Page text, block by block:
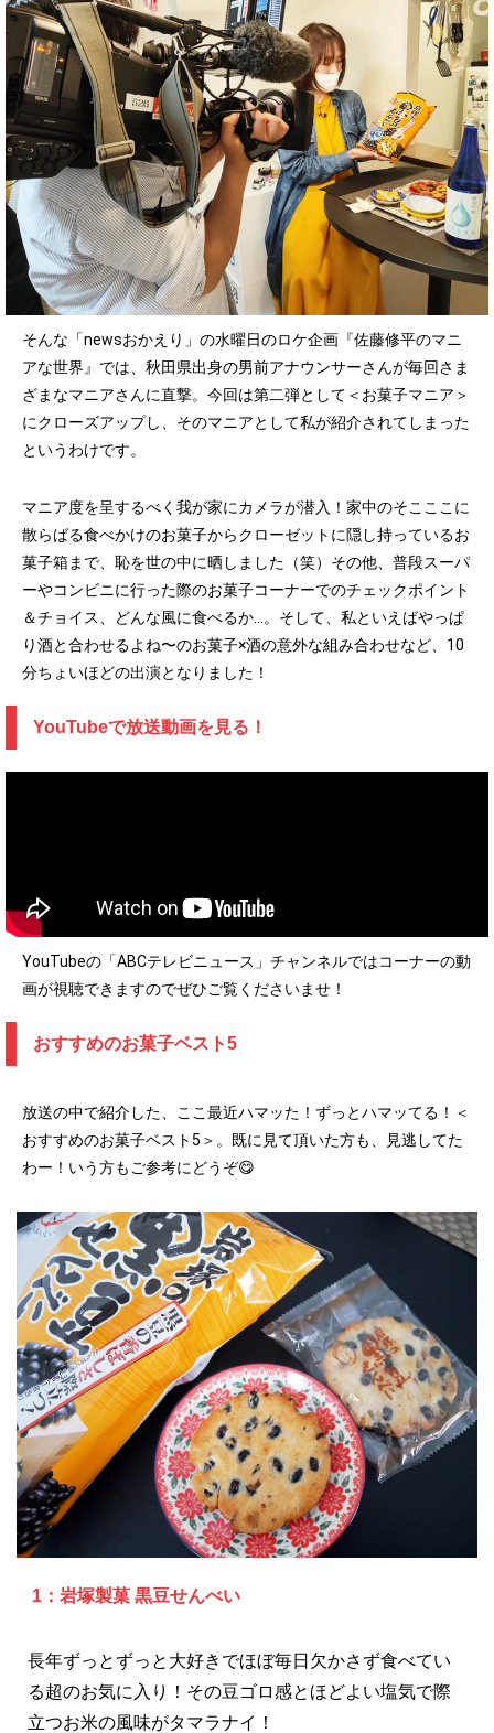
そんな「newsおかえり」の水曜日のロケ企画『佐藤修平のマニ
アな世界』では、秋田県出身の男前アナウンサーさんが毎回さま
ざまなマニアさんに直撃。今回は第二弾として＜お菓子マニア＞
にクローズアップし、そのマニアとして私が紹介されてしまった
というわけです。
マニア度を呈するべく我が家にカメラが潜入！家中のそこここに
散らばる食べかけのお菓子からクローゼットに隠し持っているお
菓子箱まで、恥を世の中に晒しました（笑）その他、普段スーパ
ーやコンビニに行った際のお菓子コーナーでのチェックポイント
＆チョイス、どんな風に食べるか…。そして、私といえばやっぱ
り酒と合わせるよね〜のお菓子×酒の意外な組み合わせなど、10
分ちょいほどの出演となりました！
YouTubeで放送動画を見る！
YouTubeの「ABCテレビニュース」チャンネルではコーナーの動
画が視聴できますのでぜひご覧くださいませ！
おすすめのお菓子ベスト5
放送の中で紹介した、ここ最近ハマッた！ずっとハマッてる！＜
おすすめのお菓子ベスト5＞。既に見て頂いた方も、見逃してた
わー！いう方もご参考にどうぞ😋
1：岩塚製菓 黒豆せんべい
長年ずっとずっと大好きでほぼ毎日欠かさず食べてい
る超のお気に入り！その豆ゴロ感とほどよい塩気で際
立つお米の風味がタマラナイ！